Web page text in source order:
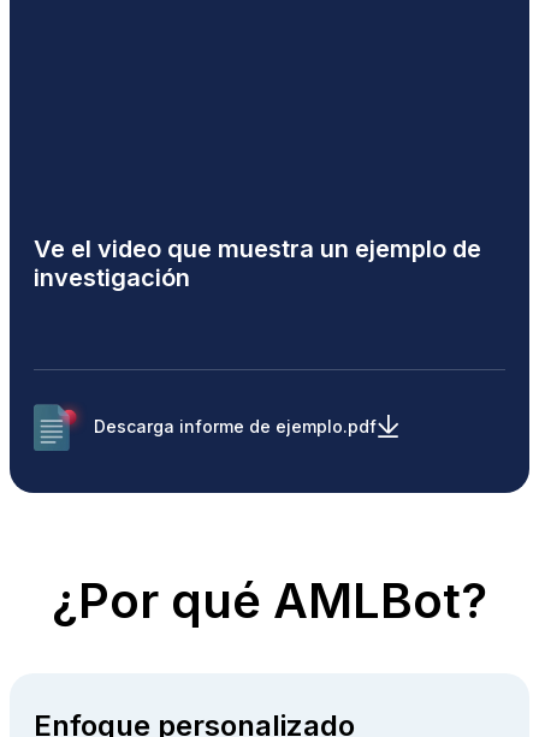
Ve el video que muestra un ejemplo de
investigación
Descarga informe de ejemplo.pdf
¿Por qué AMLBot?
Enfoque personalizado